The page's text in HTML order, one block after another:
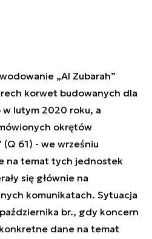
„Al Zubarah”
korwet budowanych dla
lutym 2020 roku, a
okrętów
61) - we wrześniu
na temat tych jednostek
się głównie na
komunikatach. Sytuacja
br., gdy koncern
dane na temat